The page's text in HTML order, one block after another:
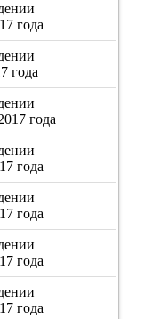
года
года
года
года
года
года
года